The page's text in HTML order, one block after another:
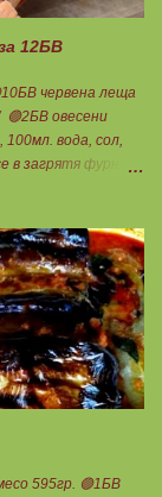
може да
12БВ
червена леща
🟢2БВ овесени
100мл. вода, сол,
в загрятя фурна
595гр. 🟢1БВ